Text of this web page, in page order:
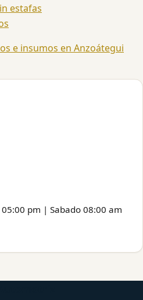
estafas
e insumos en Anzoátegui
pm | Sabado 08:00 am